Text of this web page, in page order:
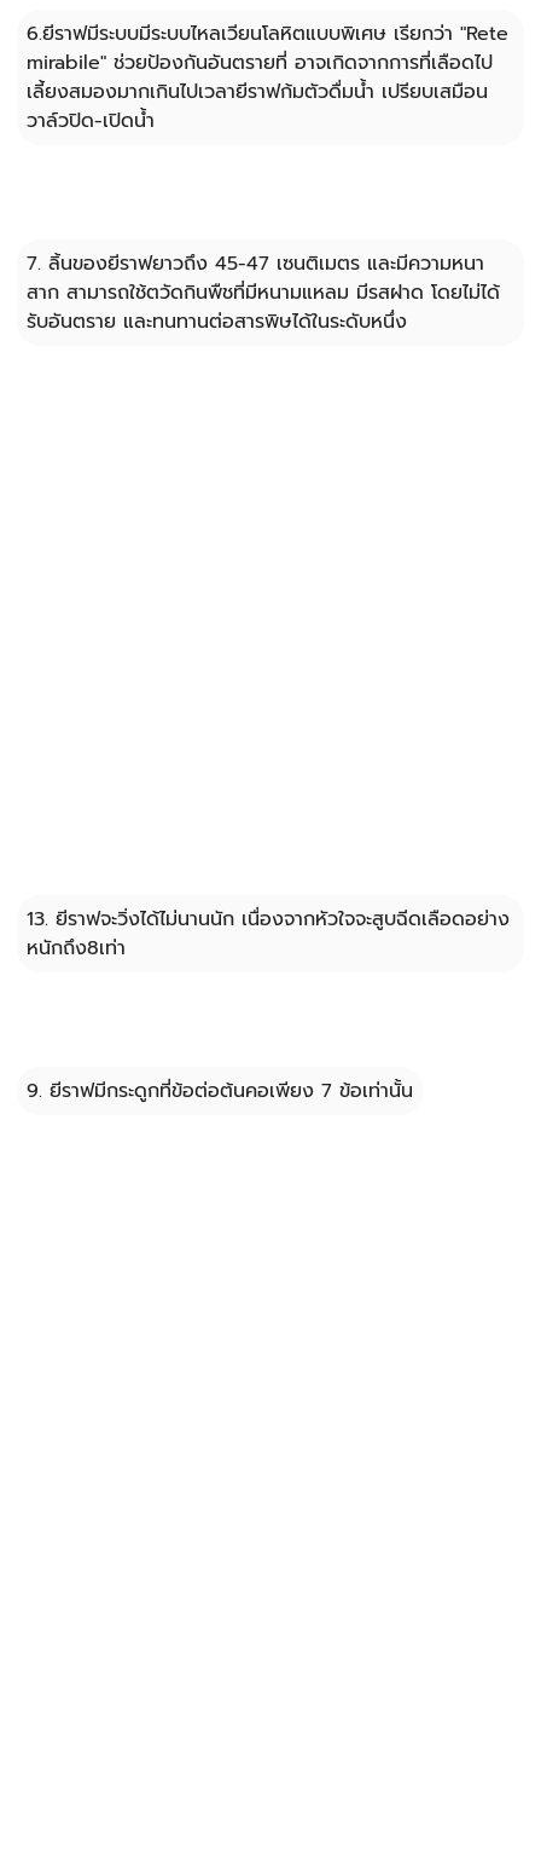
6.ยีราฟมีระบบมีระบบไหลเวียนโลหิตแบบพิเศษ เรียกว่า "Rete
mirabile" ช่วยป้องกันอันตรายที่ อาจเกิดจากการที่เลือดไป
เลี้ยงสมองมากเกินไปเวลายีราฟก้มตัวดื่มน้ำ เปรียบเสมือน
วาล์วปิด-เปิดน้ำ
7. ลิ้นของยีราฟยาวถึง 45-47 เซนติเมตร และมีความหนา
สาก สามารถใช้ตวัดกินพืชที่มีหนามแหลม มีรสฝาด โดยไม่ได้
รับอันตราย และทนทานต่อสารพิษได้ในระดับหนึ่ง
13. ยีราฟจะวิ่งได้ไม่นานนัก เนื่องจากหัวใจจะสูบฉีดเลือดอย่าง
หนักถึง8เท่า
9. ยีราฟมีกระดูกที่ข้อต่อต้นคอเพียง 7 ข้อเท่านั้น